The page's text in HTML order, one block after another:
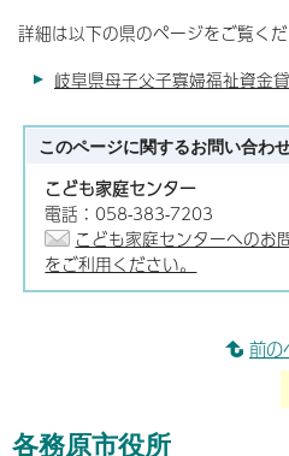
詳細は以下の県のページをご覧くだ
岐阜県母子父子寡婦福祉資金
このページに関するお問い合わ
こども家庭センター
電話：058-383-7203
こども家庭センターへのお
をご利用ください。
前の
各務原市役所